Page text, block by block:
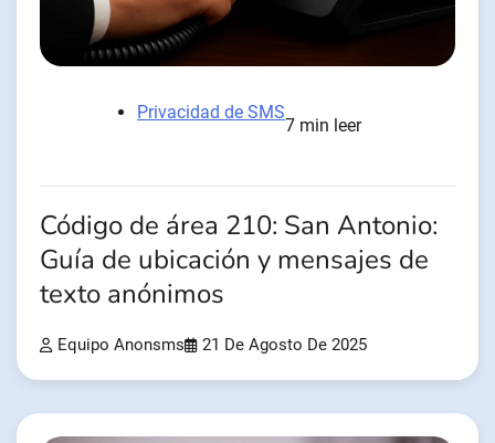
Privacidad de SMS
7 min leer
Código de área 210: San Antonio:
Guía de ubicación y mensajes de
texto anónimos
Equipo Anonsms 21 De Agosto De 2025